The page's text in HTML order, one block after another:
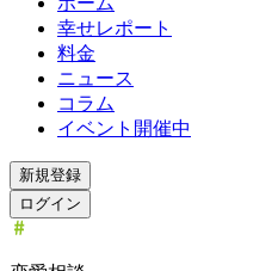
幸せレポート
料金
ニュース
コラム
イベント開催中
新規登録
ログイン